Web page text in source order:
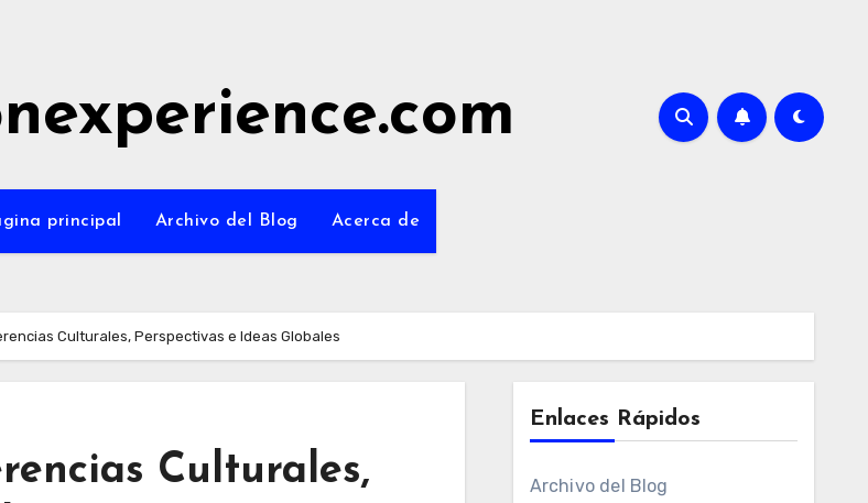
principal Archivo del Blog Acerca de
Culturales, Perspectivas e Ideas Globales
Culturales,
Enlaces Rápidos
Archivo del Blog